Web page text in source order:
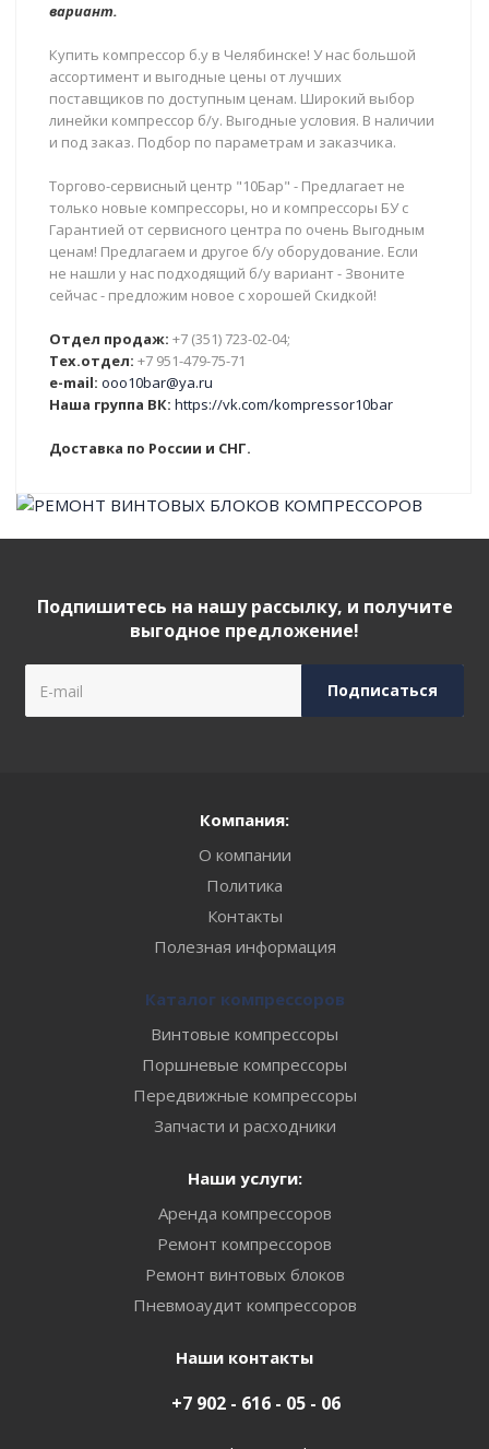
вариант.
Купить компрессор б.у в Челябинске! У нас большой
ассортимент и выгодные цены от лучших
поставщиков по доступным ценам. Широкий выбор
линейки компрессор б/у. Выгодные условия. В наличии
и под заказ. Подбор по параметрам и заказчика.
Торгово-сервисный центр "10Бар" - Предлагает не
только новые компрессоры, но и компрессоры БУ с
Гарантией от сервисного центра по очень Выгодным
ценам! Предлагаем и другое б/у оборудование. Если
не нашли у нас подходящий б/у вариант - Звоните
сейчас - предложим новое с хорошей Скидкой!
Отдел продаж: +7 (351) 723-02-04;
Тех.отдел: +7 951-479-75-71
e-mail: ooo10bar@ya.ru
Наша группа ВК: https://vk.com/kompressor10bar
Доставка по России и СНГ.
Подпишитесь на нашу рассылку, и получите
выгодное предложение!
Компания:
О компании
Политика
Контакты
Полезная информация
Каталог компрессоров
Винтовые компрессоры
Поршневые компрессоры
Передвижные компрессоры
Запчасти и расходники
Наши услуги:
Аренда компрессоров
Ремонт компрессоров
Ремонт винтовых блоков
Пневмоаудит компрессоров
Наши контакты
+7 902 - 616 - 05 - 06